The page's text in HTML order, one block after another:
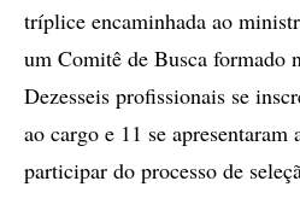
tríplice encaminhada ao
um Comitê de Busca formado
Dezesseis profissionais se
ao cargo e 11 se
participar do processo de